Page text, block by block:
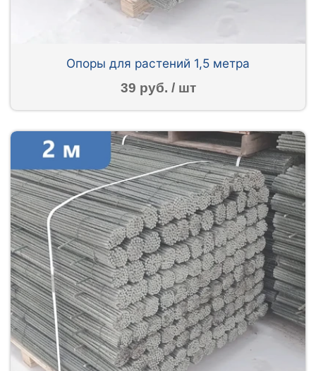
Опоры для растений 1,5 метра
39 руб. / шт